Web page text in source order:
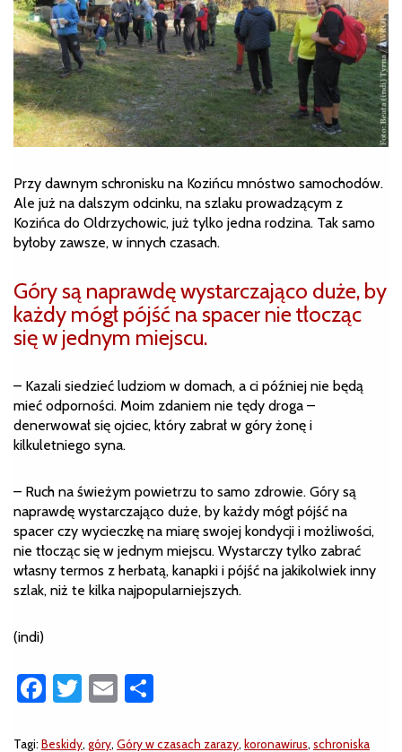
Przy dawnym schronisku na Kozińcu mnóstwo samochodów.
Ale już na dalszym odcinku, na szlaku prowadzącym z
Kozińca do Oldrzychowic, już tylko jedna rodzina. Tak samo
byłoby zawsze, w innych czasach.
Góry są naprawdę wystarczająco duże, by
każdy mógł pójść na spacer nie tłocząc
się w jednym miejscu.
– Kazali siedzieć ludziom w domach, a ci później nie będą
mieć odporności. Moim zdaniem nie tędy droga –
denerwował się ojciec, który zabrał w góry żonę i
kilkuletniego syna.
– Ruch na świeżym powietrzu to samo zdrowie. Góry są
naprawdę wystarczająco duże, by każdy mógł pójść na
spacer czy wycieczkę na miarę swojej kondycji i możliwości,
nie tłocząc się w jednym miejscu. Wystarczy tylko zabrać
własny termos z herbatą, kanapki i pójść na jakikolwiek inny
szlak, niż te kilka najpopularniejszych.
(indi)
Facebook
Twitter
Email
Tagi: Beskidy, góry, Góry w czasach zarazy, koronawirus, schroniska